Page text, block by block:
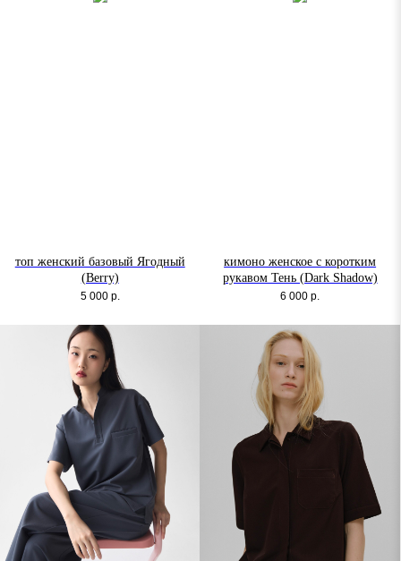
топ женский базовый Ягодный
(Berry)
5 000 р.
кимоно женское с коротким
рукавом Тень (Dark Shadow)
6 000 р.